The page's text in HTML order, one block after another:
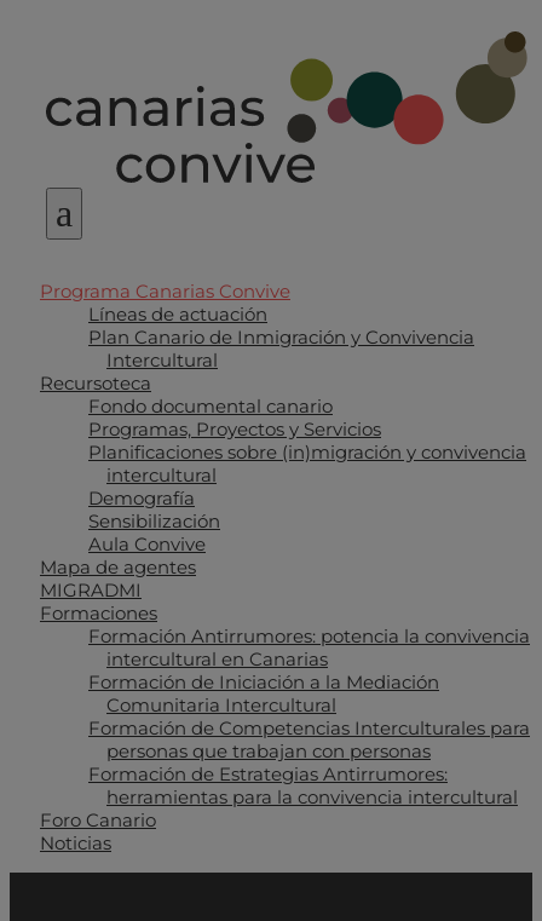
a
Programa Canarias Convive
Líneas de actuación
Plan Canario de Inmigración y Convivencia
Intercultural
Recursoteca
Fondo documental canario
Programas, Proyectos y Servicios
Planificaciones sobre (in)migración y convivencia
intercultural
Demografía
Sensibilización
Aula Convive
Mapa de agentes
MIGRADMI
Formaciones
Formación Antirrumores: potencia la convivencia
intercultural en Canarias
Formación de Iniciación a la Mediación
Comunitaria Intercultural
Formación de Competencias Interculturales para
personas que trabajan con personas
Formación de Estrategias Antirrumores:
herramientas para la convivencia intercultural
Foro Canario
Noticias